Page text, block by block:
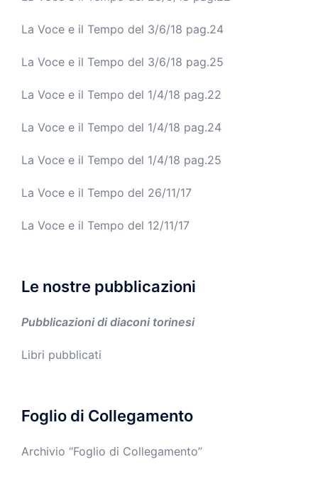
La Voce e il Tempo del 3/6/18 pag.24
La Voce e il Tempo del 3/6/18 pag.25
La Voce e il Tempo del 1/4/18 pag.22
La Voce e il Tempo del 1/4/18 pag.24
La Voce e il Tempo del 1/4/18 pag.25
La Voce e il Tempo del 26/11/17
La Voce e il Tempo del 12/11/17
Le nostre pubblicazioni
Pubblicazioni di diaconi torinesi
Libri pubblicati
Foglio di Collegamento
Archivio “Foglio di Collegamento”